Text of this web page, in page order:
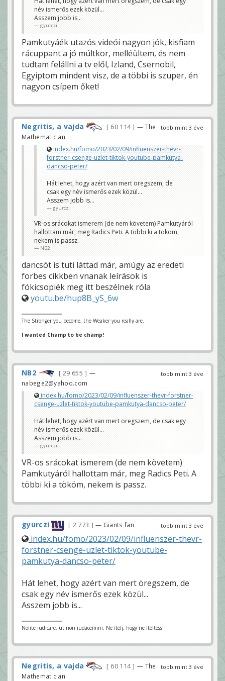
név ismerős ezek közül...
Asszem jobb is...
gyurczi
Pamkutyáék utazós videói nagyon jók, kisfiam
rácuppant a jó múltkor, melléültem, és nem
tudtam felállni a tv elől, Izland, Csernobil,
Egyiptom mindent visz, de a többi is szuper, én
nagyon csípem őket!
több mint 3 éve
Negritis, a vajda 60 114
— The
Mathematician
index.hu/fomo/2023/02/09/influenszer-thevr-
forstner-csenge-uzlet-tiktok-youtube-pamkutya-
dancso-peter/
Hát lehet, hogy azért van mert öregszem, de
csak egy név ismerős ezek közül...
Asszem jobb is...
gyurczi
VR-os srácokat ismerem (de nem követem) Pamkutyáról
hallottam már, meg Radics Peti. A többi ki a tököm,
nekem is passz.
NB2
dancsót is tuti láttad már, amúgy az eredeti
forbes cikkben vnanak leírások is
fókicsopiék meg itt beszélnek róla
youtu.be/hup8B_yS_6w
The Stronger you become, the Weaker you really are.
I wanted Champ to be champ!
több mint 3 éve
NB2 29 655
—
nabege2@yahoo.com
index.hu/fomo/2023/02/09/influenszer-thevr-forstner-
csenge-uzlet-tiktok-youtube-pamkutya-dancso-peter/
Hát lehet, hogy azért van mert öregszem, de csak egy
név ismerős ezek közül...
Asszem jobb is...
gyurczi
VR-os srácokat ismerem (de nem követem)
Pamkutyáról hallottam már, meg Radics Peti. A
többi ki a tököm, nekem is passz.
több mint 3 éve
gyurczi 2 773 — Giants fan
index.hu/fomo/2023/02/09/influenszer-thevr-
forstner-csenge-uzlet-tiktok-youtube-
pamkutya-dancso-peter/
Hát lehet, hogy azért van mert öregszem, de
csak egy név ismerős ezek közül...
Asszem jobb is...
Nolite iudicare, ut non iudacemini. Ne ítélj, hogy ne ítéltess!
több mint 3 éve
Negritis, a vajda 60 114
— The
Mathematician